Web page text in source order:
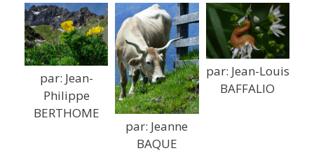
par: Jean-
Philippe
BERTHOME
par: Jeanne
BAQUE
par: Jean-Louis
BAFFALIO